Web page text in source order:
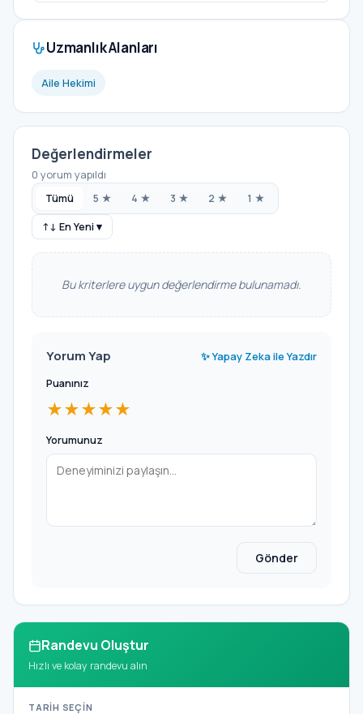
Uzmanlık Alanları
Aile Hekimi
Değerlendirmeler
0 yorum yapıldı
Tümü 5 ★ 4 ★ 3 ★ 2 ★ 1 ★
↑↓ En Yeni ▾
Bu kriterlere uygun değerlendirme bulunamadı.
Yorum Yap ✨ Yapay Zeka ile Yazdır
Puanınız
★★★★★
Yorumunuz
Gönder
Randevu Oluştur
Hızlı ve kolay randevu alın
TARİH SEÇİN